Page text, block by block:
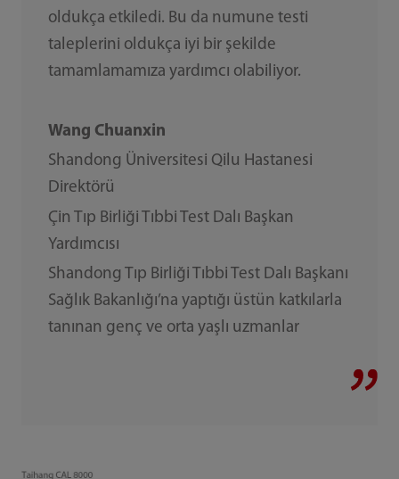
oldukça etkiledi. Bu da numune testi
taleplerini oldukça iyi bir şekilde
tamamlamamıza yardımcı olabiliyor.
Wang Chuanxin
Shandong Üniversitesi Qilu Hastanesi
Direktörü
Çin Tıp Birliği Tıbbi Test Dalı Başkan
Yardımcısı
Shandong Tıp Birliği Tıbbi Test Dalı Başkanı
Sağlık Bakanlığı’na yaptığı üstün katkılarla
tanınan genç ve orta yaşlı uzmanlar